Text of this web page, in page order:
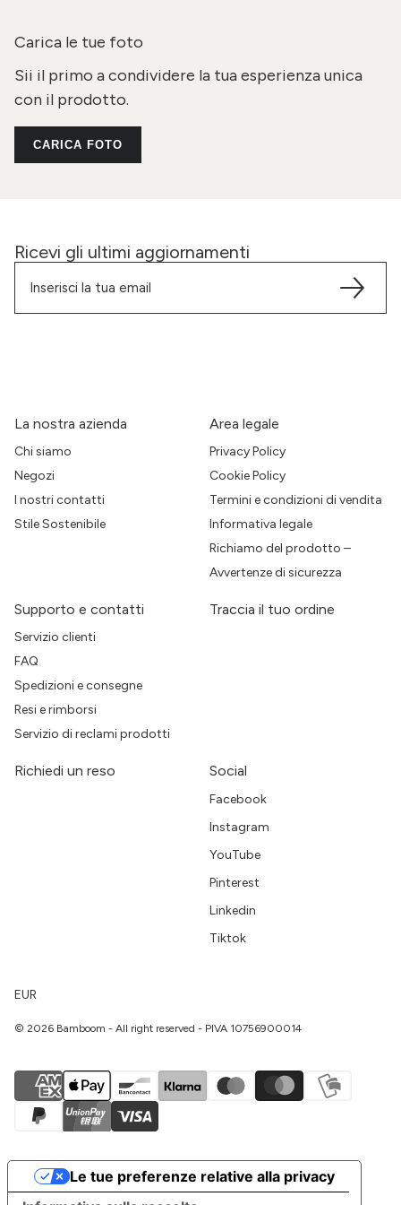
Carica le tue foto
Sii il primo a condividere la tua esperienza unica
con il prodotto.
CARICA FOTO
Ricevi gli ultimi aggiornamenti
La nostra azienda
Chi siamo
Negozi
I nostri contatti
Stile Sostenibile
Area legale
Privacy Policy
Cookie Policy
Termini e condizioni di vendita
Informativa legale
Richiamo del prodotto –
Avvertenze di sicurezza
Supporto e contatti
Servizio clienti
FAQ
Spedizioni e consegne
Resi e rimborsi
Servizio di reclami prodotti
Traccia il tuo ordine
Richiedi un reso Social
Facebook
Instagram
YouTube
Pinterest
Linkedin
Tiktok
EUR
© 2026 Bamboom - All right reserved - PIVA 10756900014
Le tue preferenze relative alla privacy